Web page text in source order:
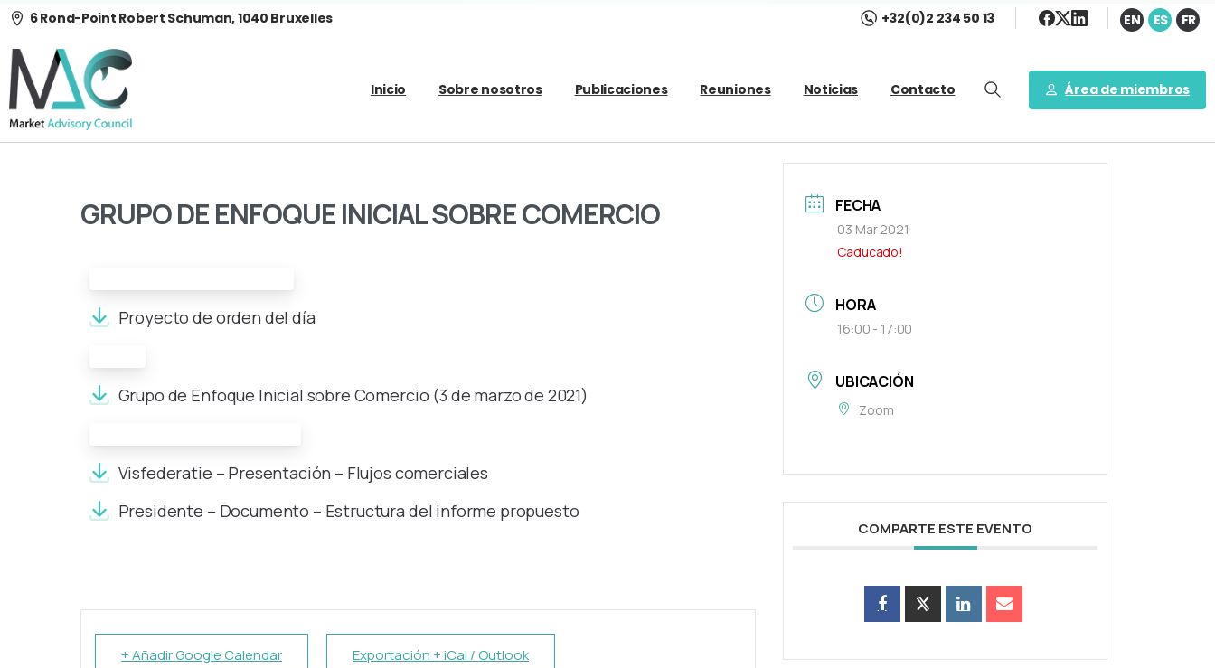
6 Rond-Point Robert Schuman, 1040 Bruxelles +32(0)2 234 50 13 EN ES FR
Inicio Sobre nosotros Publicaciones Reuniones Noticias Contacto Área de miembros
GRUPO DE ENFOQUE INICIAL SOBRE COMERCIO
Proyecto de orden del día
Grupo de Enfoque Inicial sobre Comercio (3 de marzo de 2021)
Visfederatie – Presentación – Flujos comerciales
Presidente – Documento – Estructura del informe propuesto
+ Añadir Google Calendar Exportación + iCal / Outlook
FECHA
03 Mar 2021
Caducado!
HORA
16:00 - 17:00
UBICACIÓN
Zoom
COMPARTE ESTE EVENTO